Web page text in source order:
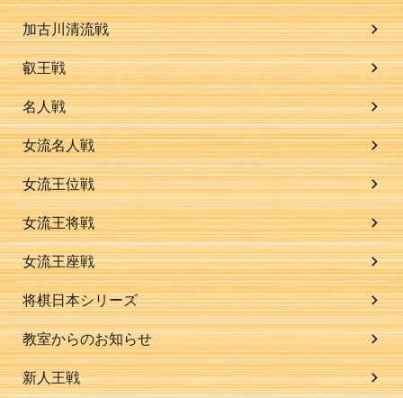
加古川清流戦
叡王戦
名人戦
女流名人戦
女流王位戦
女流王将戦
女流王座戦
将棋日本シリーズ
教室からのお知らせ
新人王戦